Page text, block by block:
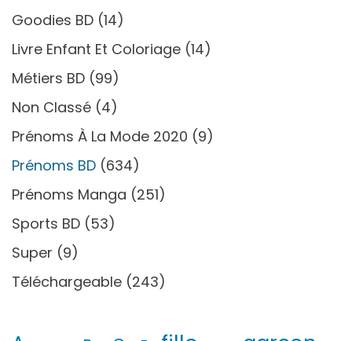
Goodies BD (14)
Livre Enfant Et Coloriage (14)
Métiers BD (99)
Non Classé (4)
Prénoms À La Mode 2020 (9)
Prénoms BD (634)
Prénoms Manga (251)
Sports BD (53)
Super (9)
Téléchargeable (243)